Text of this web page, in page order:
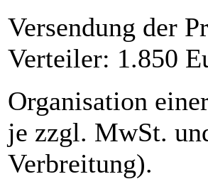
Versendung der
Verteiler: 1.850
Organisation
je zzgl. MwSt.
Verbreitung).